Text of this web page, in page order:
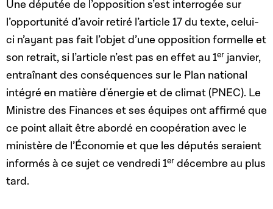
Une députée de l’opposition s’est interrogée sur
l’opportunité d’avoir retiré l’article 17 du texte, celui-
ci n’ayant pas fait l’objet d’une opposition formelle et
son retrait, si l’article n’est pas en effet au 1er janvier,
entraînant des conséquences sur le Plan national
intégré en matière d'énergie et de climat (PNEC). Le
Ministre des Finances et ses équipes ont affirmé que
ce point allait être abordé en coopération avec le
ministère de l’Économie et que les députés seraient
informés à ce sujet ce vendredi 1er décembre au plus
tard.